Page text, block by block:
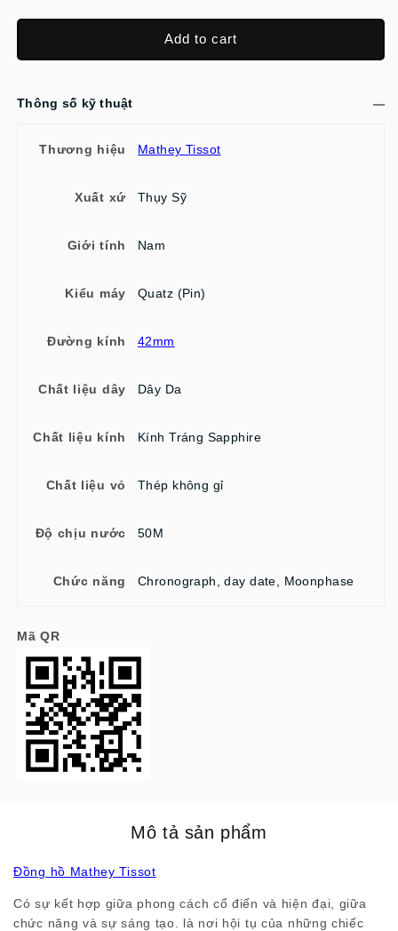
Add to cart
Thông số kỹ thuật
Thương hiệu Mathey Tissot
Xuất xứ Thụy Sỹ
Giới tính Nam
Kiểu máy Quatz (Pin)
Đường kính 42mm
Chất liệu dây Dây Da
Chất liệu kính Kính Tráng Sapphire
Chất liệu vỏ Thép không gỉ
Độ chịu nước 50M
Chức năng Chronograph, day date, Moonphase
Mã QR
Mô tả sản phẩm
Đồng hồ Mathey Tissot
Có sự kết hợp giữa phong cách cổ điển và hiện đại, giữa
chức năng và sự sáng tạo. là nơi hội tụ của những chiếc